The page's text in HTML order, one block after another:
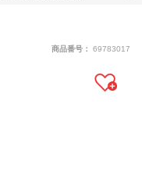
商品番号： 69783017